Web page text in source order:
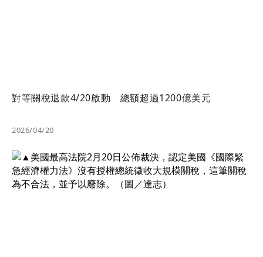
對等關稅退款4/20啟動 總額超過1200億美元
2026/04/20